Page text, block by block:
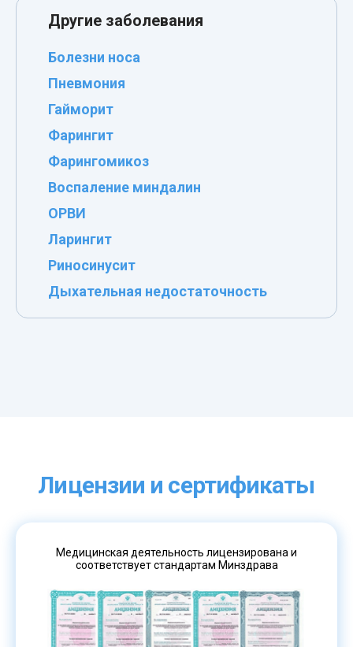
Другие заболевания
Болезни носа
Пневмония
Гайморит
Фарингит
Фарингомикоз
Воспаление миндалин
ОРВИ
Ларингит
Риносинусит
Дыхательная недостаточность
Лицензии и сертификаты
Медицинская деятельность лицензирована и
соответствует стандартам Минздрава